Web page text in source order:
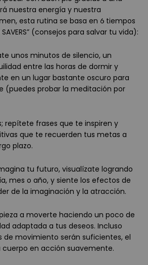
nuestra energía y nuestra
esta rutina se basa en 6 tiempos
(consejos para salvar tu vida):
unos minutos de silencio, un
entre las horas de dormir y
en un lugar bastante oscuro para
(puedes probar la meditación por
repítete frases que te inspiren y
que te recuerden tus metas a
plazo.
tu futuro, visualízate logrando
mes o año, y siente los efectos de
de la imaginación y la atracción.
a moverte haciendo un poco de
adaptada a tus deseos. Incluso
de movimiento serán suficientes, el
en acción suavemente.